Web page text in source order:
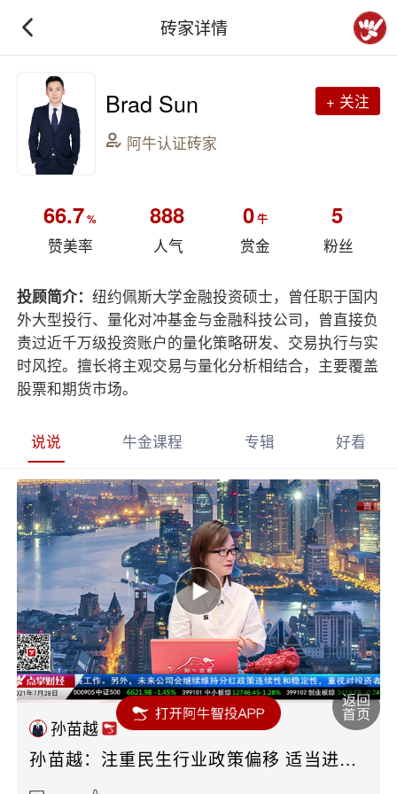
砖家详情
Brad Sun
阿牛认证砖家
+ 关注
66.7%
赞美率
888
人气
0牛
赏金
5
粉丝
投顾简介：纽约佩斯大学金融投资硕士，曾任职于国内
外大型投行、量化对冲基金与金融科技公司，曾直接负
责过近千万级投资账户的量化策略研发、交易执行与实
时风控。擅长将主观交易与量化分析相结合，主要覆盖
股票和期货市场。
说说 牛金课程 专辑 好看
孙苗越
孙苗越：注重民生行业政策偏移 适当进行风险规避